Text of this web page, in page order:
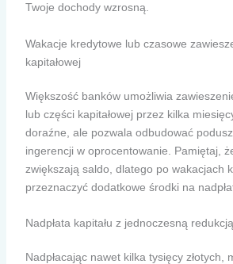
Twoje dochody wzrosną.
Wakacje kredytowe lub czasowe
kapitałowej
Większość banków umożliwia
lub części kapitałowej przez kilka
doraźne, ale pozwala odbudować
ingerencji w oprocentowanie. Pamiętaj,
zwiększają saldo, dlatego po wakacjach
przeznaczyć dodatkowe środki na
Nadpłata kapitału z jednoczesną
Nadpłacając nawet kilka tysięcy złotych,